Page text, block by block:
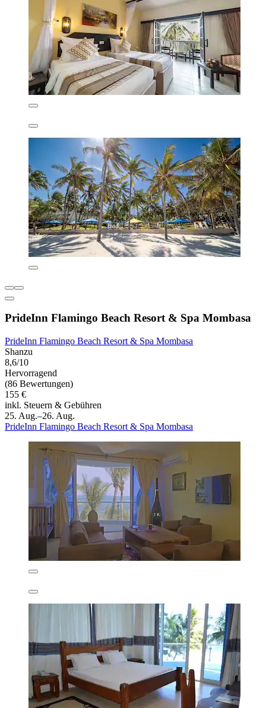
PrideInn Flamingo Beach Resort & Spa Mombasa
PrideInn Flamingo Beach Resort & Spa Mombasa
Shanzu
8,6/10
Hervorragend
(86 Bewertungen)
155 €
inkl. Steuern & Gebühren
25. Aug.–26. Aug.
PrideInn Flamingo Beach Resort & Spa Mombasa